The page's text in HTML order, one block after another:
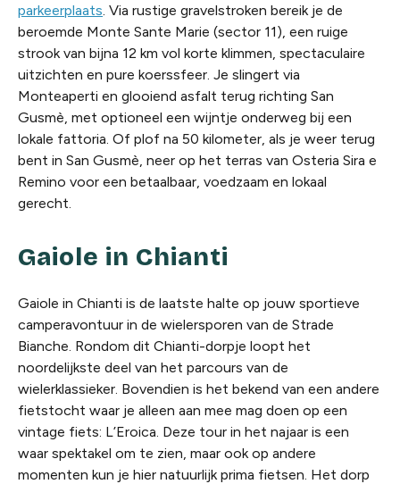
parkeerplaats. Via rustige gravelstroken bereik je de
beroemde Monte Sante Marie (sector 11), een ruige
strook van bijna 12 km vol korte klimmen, spectaculaire
uitzichten en pure koerssfeer. Je slingert via
Monteaperti en glooiend asfalt terug richting San
Gusmè, met optioneel een wijntje onderweg bij een
lokale fattoria. Of plof na 50 kilometer, als je weer terug
bent in San Gusmè, neer op het terras van Osteria Sira e
Remino voor een betaalbaar, voedzaam en lokaal
gerecht.
Gaiole in Chianti
Gaiole in Chianti is de laatste halte op jouw sportieve
camperavontuur in de wielersporen van de Strade
Bianche. Rondom dit Chianti-dorpje loopt het
noordelijkste deel van het parcours van de
wielerklassieker. Bovendien is het bekend van een andere
fietstocht waar je alleen aan mee mag doen op een
vintage fiets: L’Eroica. Deze tour in het najaar is een
waar spektakel om te zien, maar ook op andere
momenten kun je hier natuurlijk prima fietsen. Het dorp